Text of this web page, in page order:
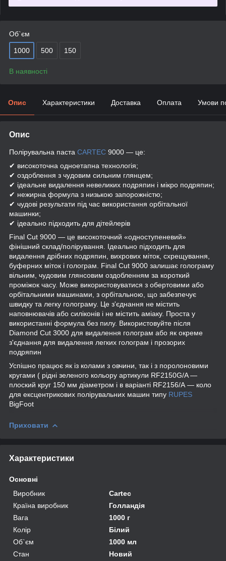
Об`єм
1000 500 150
В наявності
Опис Характеристики Доставка Оплата Умови
Опис
Полірувальна паста CARTEC 9000 — це:
✔ високоточна одноетапна технологія;
✔ оздоблення з чудовим сильним глянцем;
✔ ідеальне видалення невеликих подряпин і мікро подряпин;
✔ нежирна формула з низькою запорожністю;
✔ чудові результати під час використання орбітальної
машинки;
✔ ідеально підходить для дітейлерів
Final Cut 9000 — це високоточний «одноступеневий»
фінішний склад/полірування. Ідеально підходить для
видалення дрібних подряпин, вихрових міток, схрещування,
буферних міток і голограм. Final Cut 9000 залишає голограму
вільним, чудовим глянсовим оздобленням за короткий
проміжок часу. Може використовуватися з обертовими або
орбітальними машинами, з орбітальною, що забезпечує
швидку та легку голограму. Це з'єднання не містить
наповнювачів або силіконів і не містить аміаку. Проста у
використанні формула без пилу. Використовуйте після
Diamond Cut 3000 для видалення голограм або як окреме
з'єднання для видалення легких голограм і прозорих
подряпин
Успішно працює як із колами з овчини, так і з поролоновими
кругами ( рідні зеленого кольору артикули RF2150G/A —
плоский круг 150 мм діаметром і в варіанті RF2156/А — коло
для ексцентрикових полірувальних машин типу RUPES
BigFoot
Приховати
Характеристики
Основні
Виробник
Cartec
Країна виробник
Голландія
Вага
1000 г
Колір
Білий
Об`єм
1000 мл
Стан
Новий